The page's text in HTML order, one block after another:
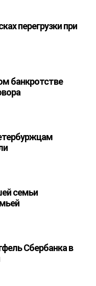
перегрузки при
банкротстве
семьи
Сбербанка в